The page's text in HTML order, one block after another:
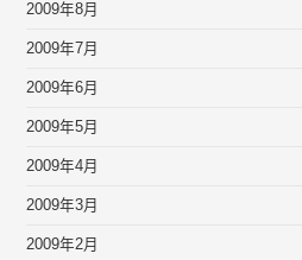
2009年8月
2009年7月
2009年6月
2009年5月
2009年4月
2009年3月
2009年2月